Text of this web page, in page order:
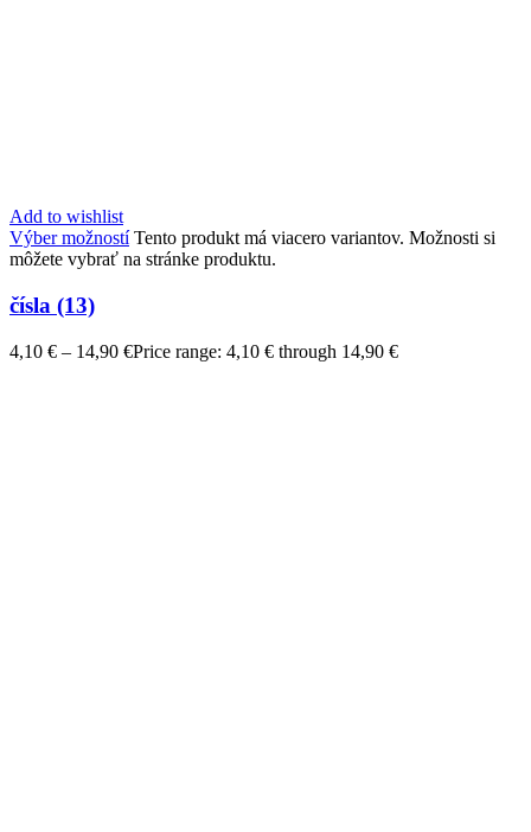
Add to wishlist
Výber možností Tento produkt má viacero variantov. Možnosti si
môžete vybrať na stránke produktu.
čísla (13)
4,10 € – 14,90 €Price range: 4,10 € through 14,90 €